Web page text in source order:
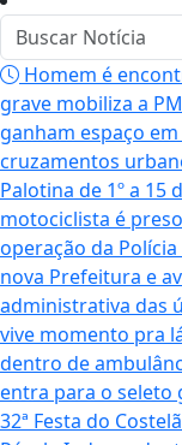
Homem é
grave mobiliza a
ganham espaço
cruzamentos
Palotina de 1º a 15
motociclista é
operação da
nova Prefeitura e
administrativa das
vive momento pra
dentro de
entra para o seleto
32ª Festa do